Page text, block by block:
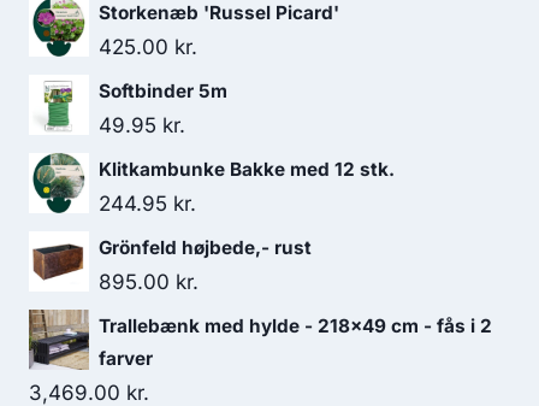
Storkenæb 'Russel Picard'
425.00 kr.
Softbinder 5m
49.95 kr.
Klitkambunke Bakke med 12 stk.
244.95 kr.
Grönfeld højbede,- rust
895.00 kr.
Trallebænk med hylde - 218x49 cm - fås i 2
farver
3,469.00 kr.